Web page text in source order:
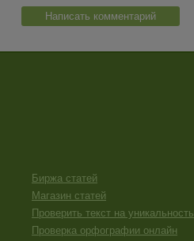
Написать комментарий
Биржа статей
Магазин статей
Проверить текст на уникальность
Проверка орфографии онлайн